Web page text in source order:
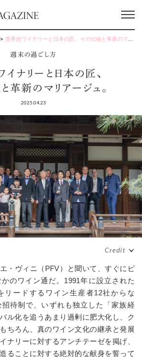
世界的ワイナリーと日本の匠、その伝統と革新のマリアージュ。
週末の過ごし方
イナリーと日本の匠、
革新のマリアージュ。
2025.04.23
・ヴィニ（ PFV）と聞いて、すぐにピ
のワイン通だ。 1991年に設立された
リードするワイン生産者12社からな
待制で、いずれも独立した「家族経
ル化を追うあまり過剰に肥大化し、ク
ちろん、真のワイン文化の継承と発展
ナリーに対するアンチテーゼを掲げ、
ることに対する絶対的な献身を誓って